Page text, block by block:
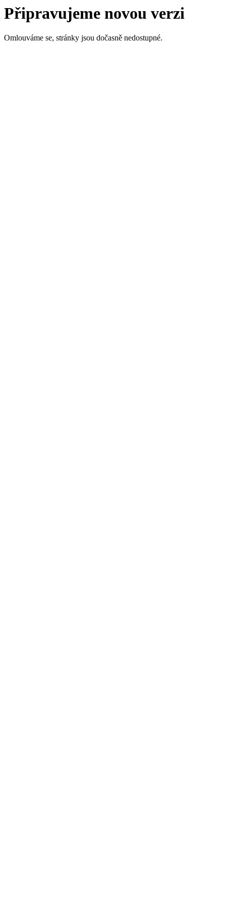
Připravujeme novou verzi
Omlouváme se, stránky jsou dočasně nedostupné.